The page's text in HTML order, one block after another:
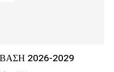
2026-2029